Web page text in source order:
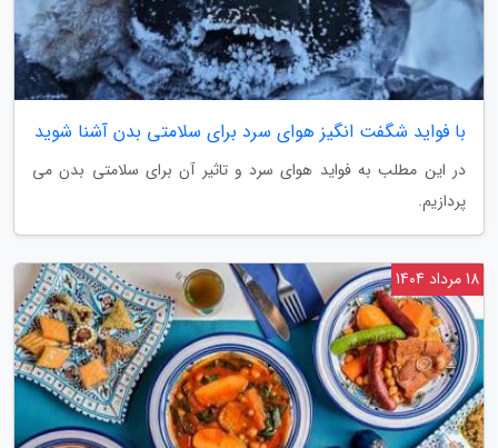
با فواید شگفت انگیز هوای سرد برای سلامتی بدن آشنا شوید
در این مطلب به فواید هوای سرد و تاثیر آن برای سلامتی بدن می
پردازیم.
18 مرداد 1404